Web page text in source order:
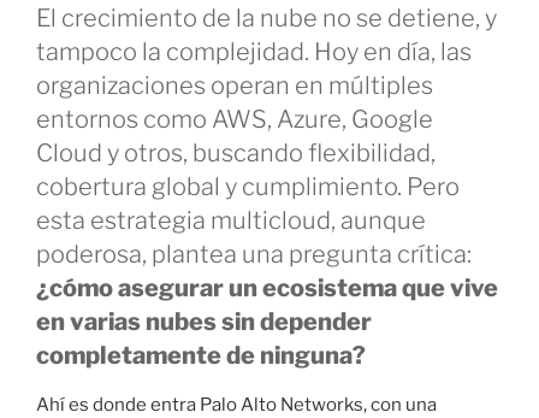
El crecimiento de la nube no se detiene, y
tampoco la complejidad. Hoy en día, las
organizaciones operan en múltiples
entornos como AWS, Azure, Google
Cloud y otros, buscando flexibilidad,
cobertura global y cumplimiento. Pero
esta estrategia multicloud, aunque
poderosa, plantea una pregunta crítica:
¿cómo asegurar un ecosistema que vive
en varias nubes sin depender
completamente de ninguna?
Ahí es donde entra Palo Alto Networks, con una